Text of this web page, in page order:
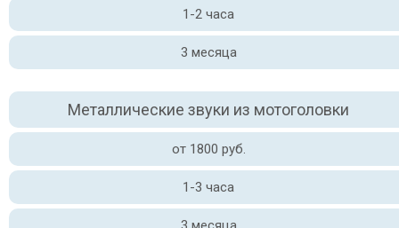
1-2 часа
3 месяца
Металлические звуки из мотоголовки
от 1800 руб.
1-3 часа